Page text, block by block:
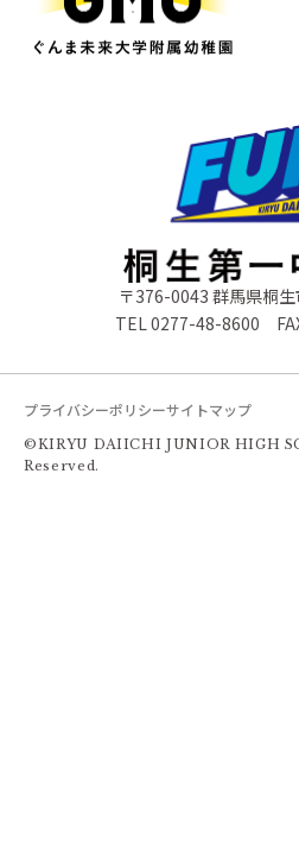
〒376-0043 群馬県桐
TEL0277-48-8600
プライバシーポリシーサイトマップ
©KIRYU DAIICHI JUNIOR HIGH
Reserved.